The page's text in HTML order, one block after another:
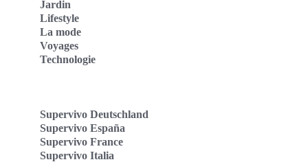
Jardin
Lifestyle
La mode
Voyages
Technologie
Supervivo Deutschland
Supervivo España
Supervivo France
Supervivo Italia